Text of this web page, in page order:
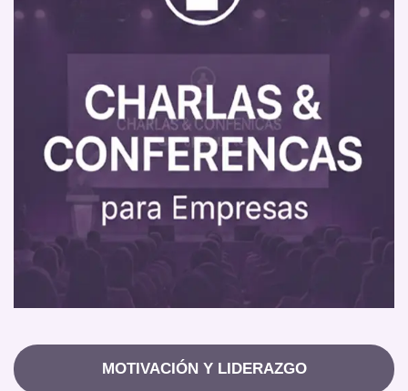
MOTIVACIÓN Y LIDERAZGO